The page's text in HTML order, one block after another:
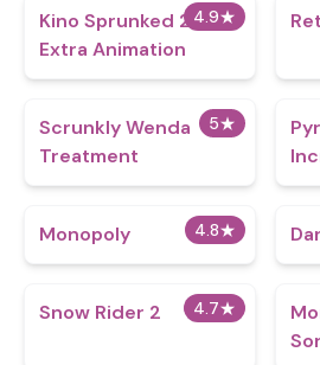
4.9★
Kino Sprunked 2.0
Extra Animation
5★
Scrunkly Wenda
Treatment
4.8★
Monopoly
4.7★
Snow Rider 2